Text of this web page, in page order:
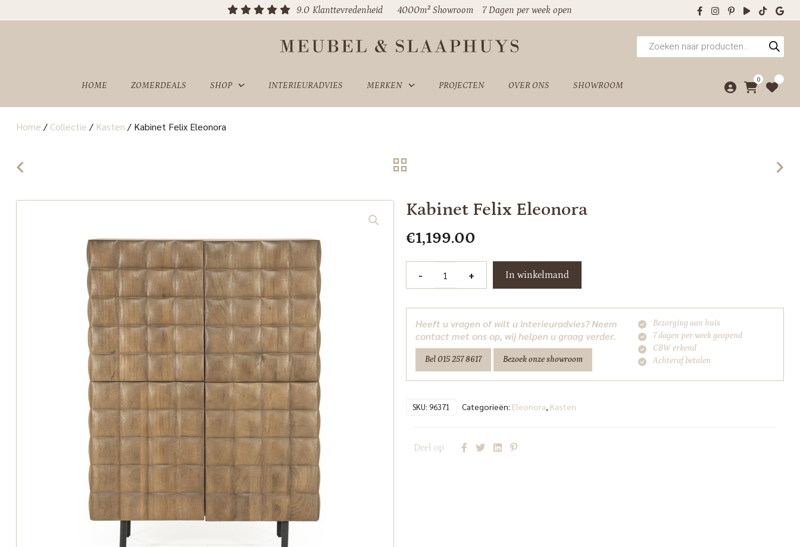
9.0 Klanttevredenheid 4000m² Showroom 7 Dagen per week open
Producten
zoeken
HOME ZOMERDEALS SHOP INTERIEURADVIES MERKEN PROJECTEN OVER ONS SHOWROOM
0
Home / Collectie / Kasten / Kabinet Felix Eleonora
Kabinet Felix Eleonora
€1,199.00
- + In winkelmand
Heeft u vragen of wilt u interieuradvies? Neem
contact met ons op, wij helpen u graag verder.
Bel 015 257 8617 Bezoek onze showroom
Bezorging aan huis
7 dagen per week geopend
CBW erkend
Achteraf betalen
SKU: 96371 Categorieën: Eleonora, Kasten
Deel op